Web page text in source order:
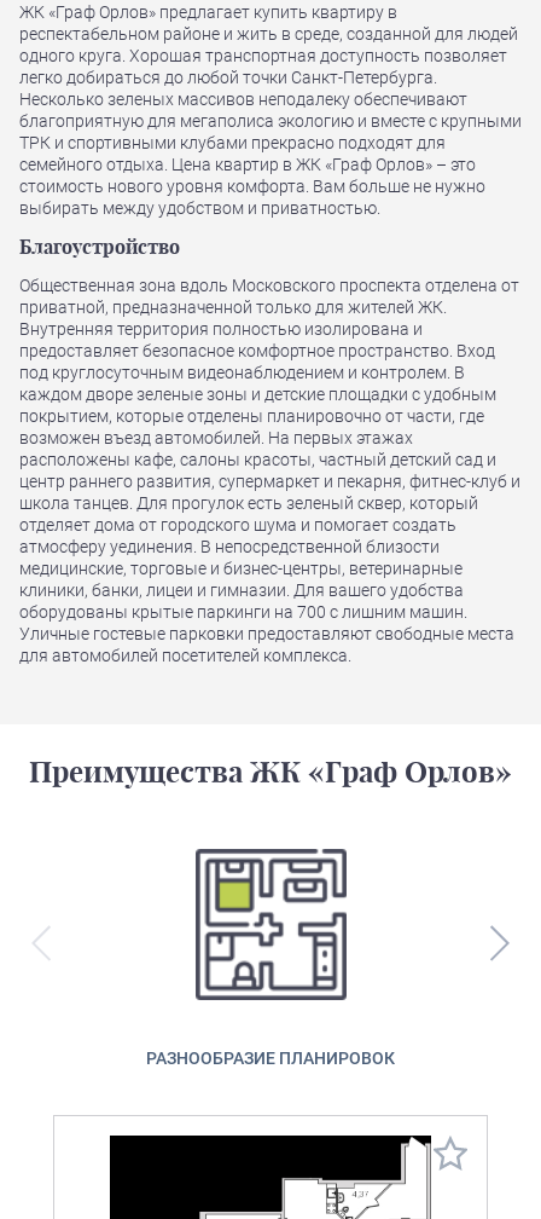
ЖК «Граф Орлов» предлагает купить квартиру в
респектабельном районе и жить в среде, созданной для людей
одного круга. Хорошая транспортная доступность позволяет
легко добираться до любой точки Санкт-Петербурга.
Несколько зеленых массивов неподалеку обеспечивают
благоприятную для мегаполиса экологию и вместе с крупными
ТРК и спортивными клубами прекрасно подходят для
семейного отдыха. Цена квартир в ЖК «Граф Орлов» – это
стоимость нового уровня комфорта. Вам больше не нужно
выбирать между удобством и приватностью.
Благоустройство
Общественная зона вдоль Московского проспекта отделена от
приватной, предназначенной только для жителей ЖК.
Внутренняя территория полностью изолирована и
предоставляет безопасное комфортное пространство. Вход
под круглосуточным видеонаблюдением и контролем. В
каждом дворе зеленые зоны и детские площадки с удобным
покрытием, которые отделены планировочно от части, где
возможен въезд автомобилей. На первых этажах
расположены кафе, салоны красоты, частный детский сад и
центр раннего развития, супермаркет и пекарня, фитнес-клуб и
школа танцев. Для прогулок есть зеленый сквер, который
отделяет дома от городского шума и помогает создать
атмосферу уединения. В непосредственной близости
медицинские, торговые и бизнес-центры, ветеринарные
клиники, банки, лицеи и гимназии. Для вашего удобства
оборудованы крытые паркинги на 700 с лишним машин.
Уличные гостевые парковки предоставляют свободные места
для автомобилей посетителей комплекса.
Преимущества ЖК «Граф Орлов»
РАЗНООБРАЗИЕ ПЛАНИРОВОК